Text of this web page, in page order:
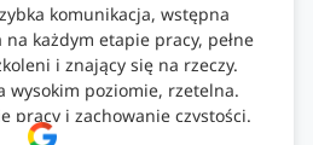
komunikacja, wstępna
każdym etapie pracy, pełne
i znający się na rzeczy.
wysokim poziomie, rzetelna.
pracy i zachowanie czystości.